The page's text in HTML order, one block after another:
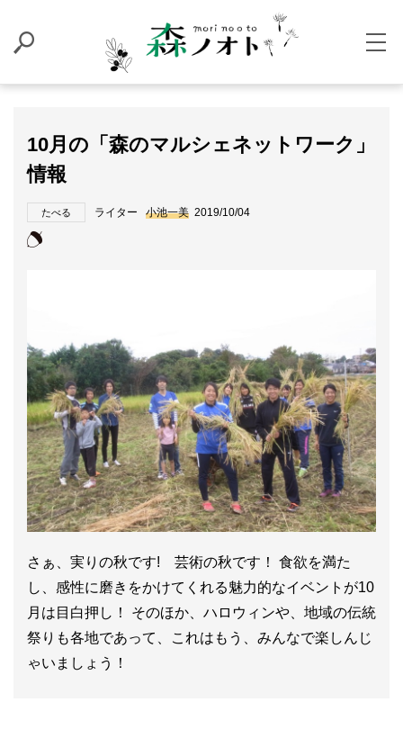
10月の「森のマルシェネットワーク」
情報
たべる ライター 小池一美 2019/10/04
さぁ、実りの秋です! 芸術の秋です！ 食欲を満た
し、感性に磨きをかけてくれる魅力的なイベントが10
月は目白押し！ そのほか、ハロウィンや、地域の伝統
祭りも各地であって、これはもう、みんなで楽しんじ
ゃいましょう！